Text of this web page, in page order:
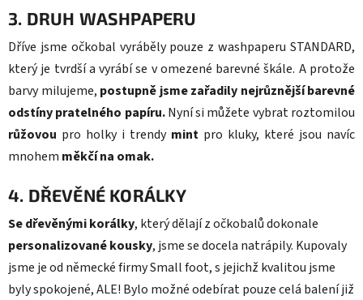
3. DRUH WASHPAPERU
Dříve jsme očkobal vyráběly pouze z washpaperu STANDARD,
který je tvrdší a vyrábí se v omezené barevné škále. A protože
barvy milujeme, postupně jsme zařadily nejrůznější barevné
odstíny pratelného papíru.Nyní si můžete vybrat roztomilou
růžovou pro holky i trendy mint pro kluky, které jsou navíc
mnohem měkčí na omak.
4. DŘEVĚNÉ KORÁLKY
Se dřevěnými korálky, který dělají z očkobalů dokonale
personalizované kousky, jsme se docela natrápily. Kupovaly
jsme je od německé firmy Small foot, s jejichž kvalitou jsme
byly spokojené, ALE! Bylo možné odebírat pouze celá balení již